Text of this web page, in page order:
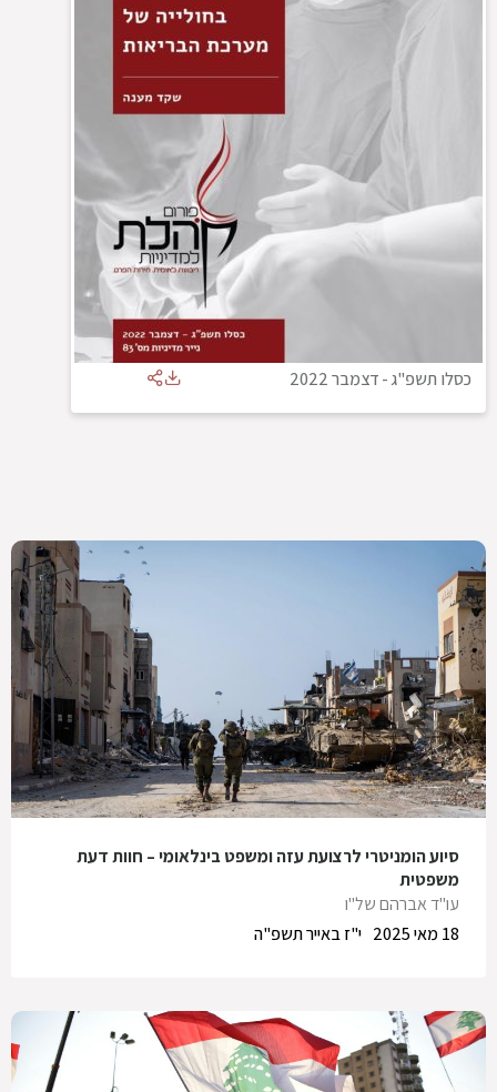
כסלו תשפ"ג-דצמבר 2022
סיוע הומניטרי לרצועת עזה ומשפט בינלאומי – חוות דעת
משפטית
עו"ד אברהם של"ו
י"ז באייר תשפ"ה
18 מאי 2025